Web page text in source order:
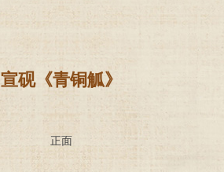
宣砚《青铜觚》
正面